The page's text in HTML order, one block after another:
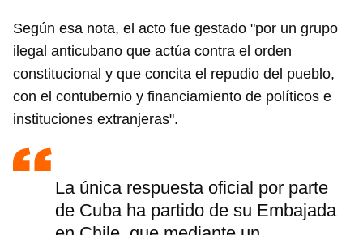
Según esa nota, el acto fue gestado "por un grupo
ilegal anticubano que actúa contra el orden
constitucional y que concita el repudio del pueblo,
con el contubernio y financiamiento de políticos e
instituciones extranjeras".
La única respuesta oficial por parte
de Cuba ha partido de su Embajada